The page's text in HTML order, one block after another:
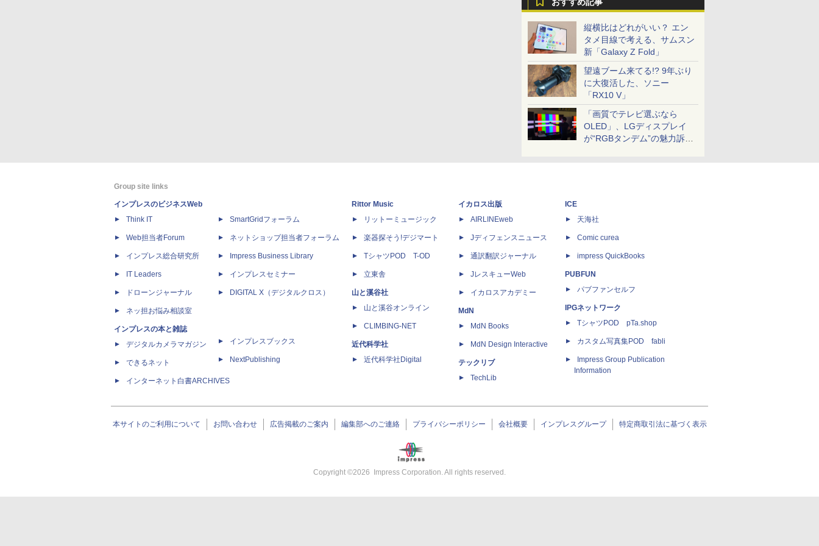
縦横比はどれがいい？ エン
タメ目線で考える、サムスン
新「Galaxy Z Fold」
望遠ブーム来てる!? 9年ぶり
に大復活した、ソニー
「RX10 V」
「画質でテレビ選ぶなら
OLED」、LGディスプレイ
が“RGBタンデム”の魅力訴
Group site links
インプレスのビジネスWeb
Think IT
Web担当者Forum
インプレス総合研究所
IT Leaders
ドローンジャーナル
ネッ担お悩み相談室
インプレスの本と雑誌
デジタルカメラマガジン
できるネット
インターネット白書ARCHIVES
SmartGridフォーラム
ネットショップ担当者フォーラム
Impress Business Library
インプレスセミナー
DIGITAL X（デジタルクロス）
インプレスブックス
NextPublishing
Rittor Music
リットーミュージック
楽器探そう!デジマート
TシャツPOD T-OD
立東舎
山と溪谷社
山と溪谷オンライン
CLIMBING-NET
近代科学社
近代科学社Digital
イカロス出版
AIRLINEweb
Jディフェンスニュース
通訳翻訳ジャーナル
JレスキューWeb
イカロスアカデミー
MdN
MdN Books
MdN Design Interactive
テックリブ
TechLib
ICE
天海社
Comic curea
impress QuickBooks
PUBFUN
パブファンセルフ
IPGネットワーク
TシャツPOD pTa.shop
カスタム写真集POD fabli
Impress Group Publication
Information
本サイトのご利用について お問い合わせ 広告掲載のご案内 編集部へのご連絡 プライバシーポリシー 会社概要 インプレスグループ 特定商取引法に基づく表示
Copyright ©2026 Impress Corporation. All rights reserved.